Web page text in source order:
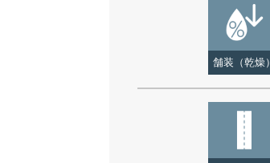
舗装（乾燥）